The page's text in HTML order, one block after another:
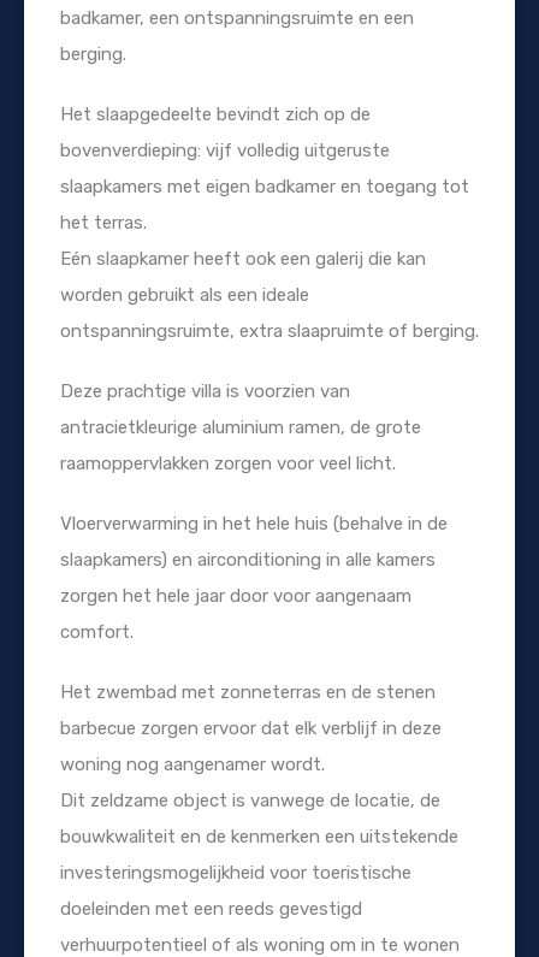
badkamer, een ontspanningsruimte en een
berging.
Het slaapgedeelte bevindt zich op de
bovenverdieping: vijf volledig uitgeruste
slaapkamers met eigen badkamer en toegang tot
het terras.
Eén slaapkamer heeft ook een galerij die kan
worden gebruikt als een ideale
ontspanningsruimte, extra slaapruimte of berging.
Deze prachtige villa is voorzien van
antracietkleurige aluminium ramen, de grote
raamoppervlakken zorgen voor veel licht.
Vloerverwarming in het hele huis (behalve in de
slaapkamers) en airconditioning in alle kamers
zorgen het hele jaar door voor aangenaam
comfort.
Het zwembad met zonneterras en de stenen
barbecue zorgen ervoor dat elk verblijf in deze
woning nog aangenamer wordt.
Dit zeldzame object is vanwege de locatie, de
bouwkwaliteit en de kenmerken een uitstekende
investeringsmogelijkheid voor toeristische
doeleinden met een reeds gevestigd
verhuurpotentieel of als woning om in te wonen